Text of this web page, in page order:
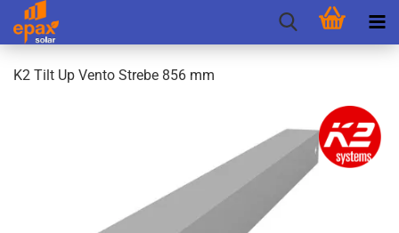
K2 Tilt Up Vento Stre­be 856 mm